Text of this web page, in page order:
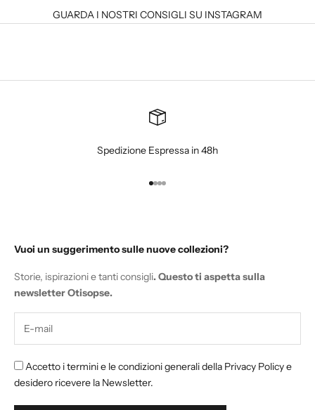
GUARDA I NOSTRI CONSIGLI SU INSTAGRAM
Spedizione Espressa in 48h
Vai all'articolo 1
Vai all'articolo 2
Vai all'articolo 3
Vai all'articolo 4
Vuoi un suggerimento sulle nuove collezioni?
Storie, ispirazioni e tanti consigli. Questo ti aspetta sulla
newsletter Otisopse.
Accetto i termini e le condizioni generali della Privacy Policy e
desidero ricevere la Newsletter.